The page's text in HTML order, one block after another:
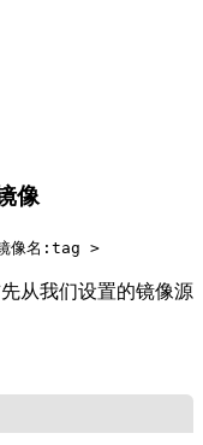
像
像名:tag >
从我们设置的镜像源